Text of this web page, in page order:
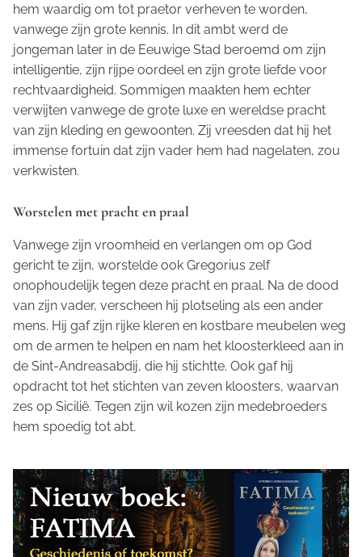
hem waardig om tot praetor verheven te worden,
vanwege zijn grote kennis. In dit ambt werd de
jongeman later in de Eeuwige Stad beroemd om zijn
intelligentie, zijn rijpe oordeel en zijn grote liefde voor
rechtvaardigheid. Sommigen maakten hem echter
verwijten vanwege de grote luxe en wereldse pracht
van zijn kleding en gewoonten. Zij vreesden dat hij het
immense fortuin dat zijn vader hem had nagelaten, zou
verkwisten.
Worstelen met pracht en praal
Vanwege zijn vroomheid en verlangen om op God
gericht te zijn, worstelde ook Gregorius zelf
onophoudelijk tegen deze pracht en praal. Na de dood
van zijn vader, verscheen hij plotseling als een ander
mens. Hij gaf zijn rijke kleren en kostbare meubelen weg
om de armen te helpen en nam het kloosterkleed aan in
de Sint-Andreasabdij, die hij stichtte. Ook gaf hij
opdracht tot het stichten van zeven kloosters, waarvan
zes op Sicilië. Tegen zijn wil kozen zijn medebroeders
hem spoedig tot abt.